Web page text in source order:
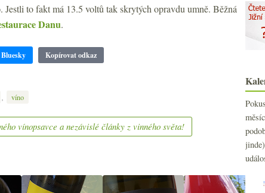
to fakt má 13.5 voltů tak skrytých opravdu umně. Běžná
Danu.
Bluesky Kopírovat odkaz
víno
vínopsavce a nezávislé články z vinného světa!